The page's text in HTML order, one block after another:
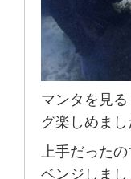
マンタを見
グ楽しめまし
上手だった
ベンジしま